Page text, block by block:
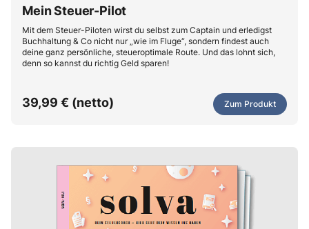
Mein Steuer-Pilot
Mit dem Steuer-Piloten wirst du selbst zum Captain und erledigst
Buchhaltung & Co nicht nur „wie im Fluge“, sondern findest auch
deine ganz persönliche, steueroptimale Route. Und das lohnt sich,
denn so kannst du richtig Geld sparen!
39,99 € (netto) Zum Produkt